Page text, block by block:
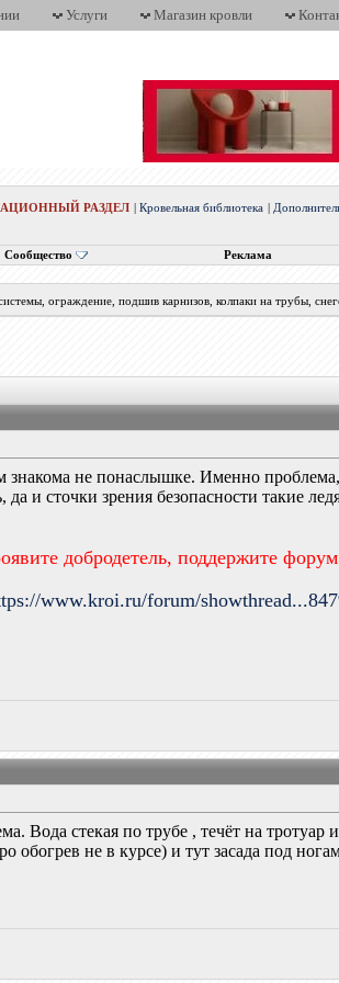
Услуги Магазин кровли
РАЗДЕЛ |Кровельная библиотека
Сообщество Реклама
ограждение, подшив карнизов, колпаки на трубы,
не понаслышке. Именно
и сточки зрения безопасности такие
добродетель, поддержите
www.kroi.ru/forum/
Вода стекая по трубе , течёт на
обогрев не в курсе) и тут засада под